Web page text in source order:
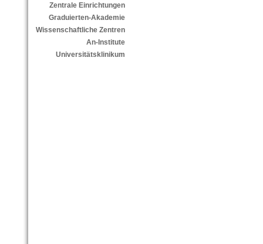
Zentrale Einrichtungen
Graduierten-Akademie
Wissenschaftliche Zentren
An-Institute
Universitätsklinikum